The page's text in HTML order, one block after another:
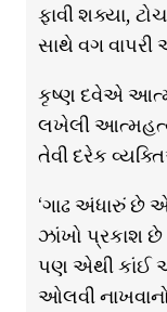
ફાવી શક્યા,
સાથે વગ
કૃષ્ણ દવેએ
લખેલી
તેવી દરેક
‘ગાઢ અંધારું છે
ઝાંખો પ્રકાશ
પણ એથી કાંઈ
ઓલવી